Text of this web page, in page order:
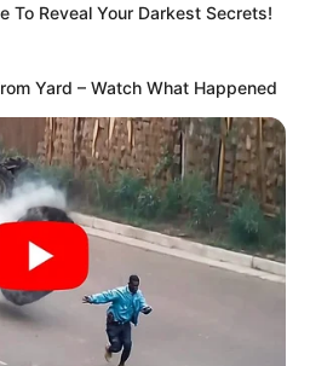
To Reveal Your Darkest Secrets!
Yard – Watch What Happened